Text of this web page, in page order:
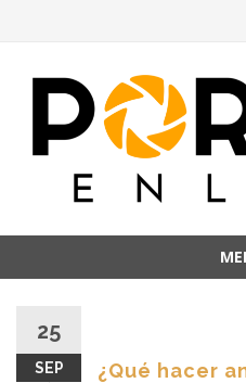
content
content
25
SEP ¿Qué hacer